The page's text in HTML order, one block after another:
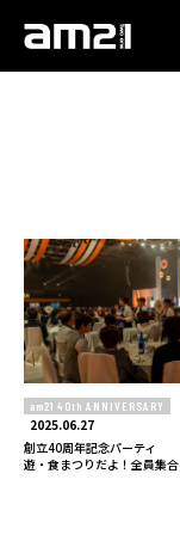
am21 40th ANNIVERSARY
2025.06.27
創立40周年記念パーティ
遊・食まつりだよ！全員集合